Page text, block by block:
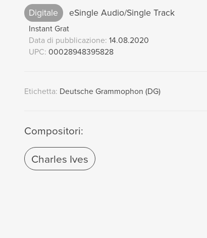
Digitale eSingle Audio/Single Track
Instant Grat
Data di pubblicazione: 14.08.2020
UPC: 00028948395828
Etichetta: Deutsche Grammophon (DG)
Compositori:
Charles Ives